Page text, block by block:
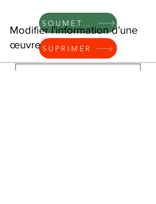
SOUMETTRE
SUPRIMER
Modifier l'information d'une
œuvre